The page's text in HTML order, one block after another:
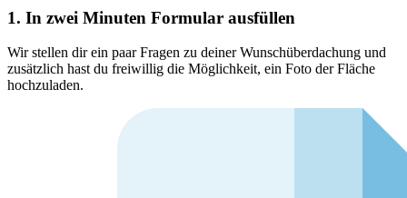
1. In zwei Minuten Formular ausfüllen
Wir stellen dir ein paar Fragen zu deiner Wunschüberdachung und
zusätzlich hast du freiwillig die Möglichkeit, ein Foto der Fläche
hochzuladen.